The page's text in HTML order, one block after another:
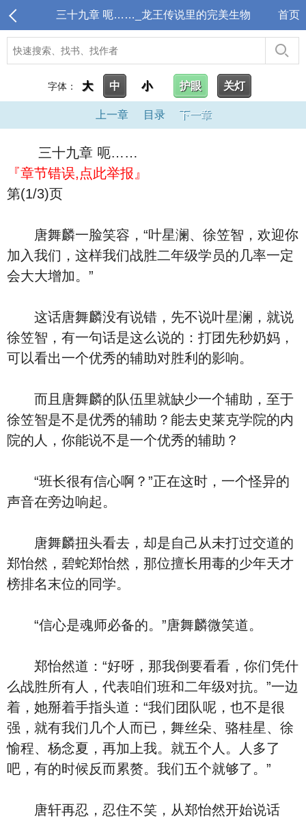
三十九章 呃……_龙王传说里的完美生物 首页
字体： 大 中 小 护眼 关灯
上一章 目录 下一章
三十九章 呃……
『章节错误,点此举报』
第(1/3)页
唐舞麟一脸笑容，“叶星澜、徐笠智，欢迎你
加入我们，这样我们战胜二年级学员的几率一定
会大大增加。”
这话唐舞麟没有说错，先不说叶星澜，就说
徐笠智，有一句话是这么说的：打团先秒奶妈，
可以看出一个优秀的辅助对胜利的影响。
而且唐舞麟的队伍里就缺少一个辅助，至于
徐笠智是不是优秀的辅助？能去史莱克学院的内
院的人，你能说不是一个优秀的辅助？
“班长很有信心啊？”正在这时，一个怪异的
声音在旁边响起。
唐舞麟扭头看去，却是自己从未打过交道的
郑怡然，碧蛇郑怡然，那位擅长用毒的少年天才
榜排名末位的同学。
“信心是魂师必备的。”唐舞麟微笑道。
郑怡然道：“好呀，那我倒要看看，你们凭什
么战胜所有人，代表咱们班和二年级对抗。”一边
着，她掰着手指头道：“我们团队呢，也不是很
强，就有我们几个人而已，舞丝朵、骆桂星、徐
愉程、杨念夏，再加上我。就五个人。人多了
吧，有的时候反而累赘。我们五个就够了。”
唐轩再忍，忍住不笑，从郑怡然开始说话